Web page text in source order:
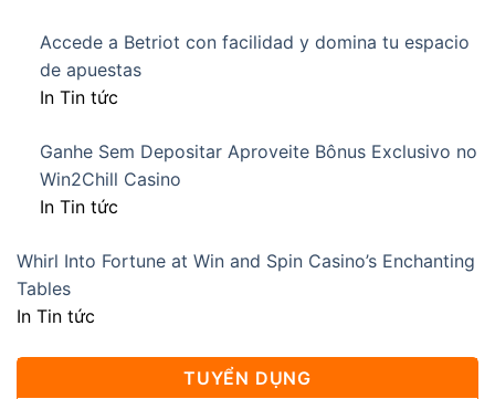
Accede a Betriot con facilidad y domina tu espacio
de apuestas
In Tin tức
Ganhe Sem Depositar Aproveite Bônus Exclusivo no
Win2Chill Casino
In Tin tức
Whirl Into Fortune at Win and Spin Casino’s Enchanting
Tables
In Tin tức
TUYỂN DỤNG